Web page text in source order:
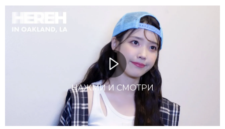
НАЖМИ И СМОТРИ